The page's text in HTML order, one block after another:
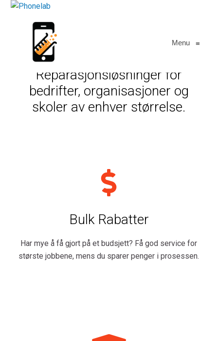
Menu ≡
Reparasjonsløsninger for
bedrifter, organisasjoner og
skoler av enhver størrelse.
Bulk Rabatter
Har mye å få gjort på et budsjett? Få god service for
største jobbene, mens du sparer penger i prosessen.